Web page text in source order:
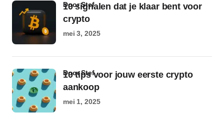
10 signalen dat je klaar bent voor
crypto
door Stef
mei 3, 2025
10 tips voor jouw eerste crypto
aankoop
door Stef
mei 1, 2025